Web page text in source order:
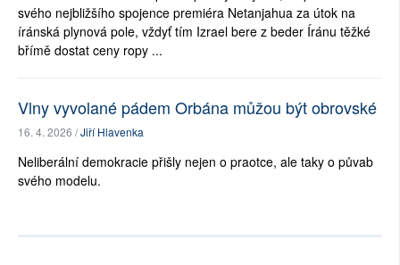
svého nejbližšího spojence premiéra Netanjahua za útok na
íránská plynová pole, vždyť tím Izrael bere z beder Íránu těžké
břímě dostat ceny ropy ...
Vlny vyvolané pádem Orbána můžou být obrovské
16. 4. 2026 /Jiří Hlavenka
Neliberální demokracie přišly nejen o praotce, ale taky o půvab
svého modelu.